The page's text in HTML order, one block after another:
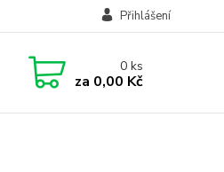
Přihlášení
0ks
za 0,00 Kč